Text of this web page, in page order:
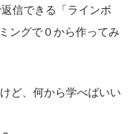
信できる「ラインボ
ングで０から作ってみ
ど、何から学べばいい